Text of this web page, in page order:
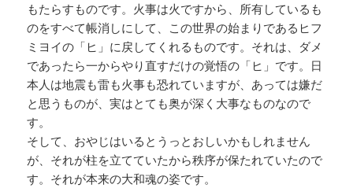
もたらすものです。火事は火ですから、所有しているも
のをすべて帳消しにして、この世界の始まりであるヒフ
ミヨイの「ヒ」に戻してくれるものです。それは、ダメ
であったら一からやり直すだけの覚悟の「ヒ」です。日
本人は地震も雷も火事も恐れていますが、あっては嫌だ
と思うものが、実はとても奥が深く大事なものなので
す。
そして、おやじはいるとうっとおしいかもしれません
が、それが柱を立てていたから秩序が保たれていたので
す。それが本来の大和魂の姿です。